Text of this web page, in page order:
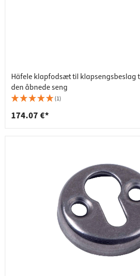
Häfele klapfodsæt til klapsengsbeslag
den åbnede seng
(1)
174.07 €*